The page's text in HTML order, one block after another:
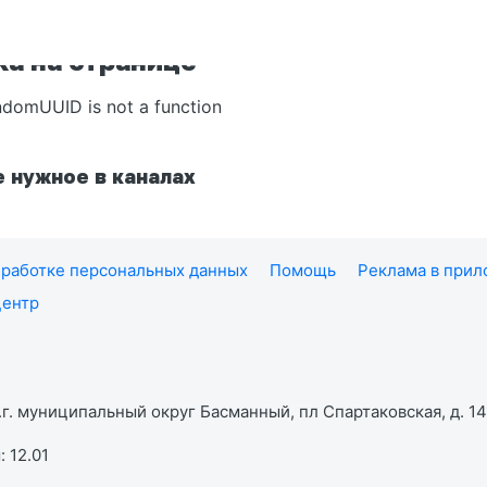
на странице
is not a function
нужное в каналах
персональных данных Помощь
Реклама в
муниципальный округ Басманный, пл Спартаковская, д.
12.01